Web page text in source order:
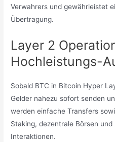
Verwahrers und gewährleistet
Übertragung.
Layer 2
Hochleistungs-
Sobald BTC in Bitcoin Hyper
Gelder nahezu sofort senden
werden einfache Transfers
Staking, dezentrale Börsen
Interaktionen.